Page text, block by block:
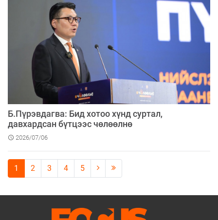
Б.Пүрэвдагва: Бид хотоо хүнд суртал,
давхардсан бүтцээс чөлөөлнө
2026/07/06
1 2 3 4 5